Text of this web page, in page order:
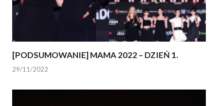
[PODSUMOWANIE] MAMA 2022 – DZIEŃ 1.
29/11/2022